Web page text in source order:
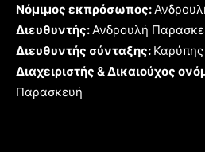
Νόμιμος εκπρόσωπος:
Διευθυντής:Ανδρουλή
Διευθυντής σύνταξης:
Διαχειριστής & Δικαιούχος
Παρασκευή